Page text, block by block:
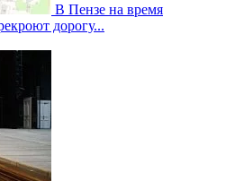
В Пензе на время
дорогу...